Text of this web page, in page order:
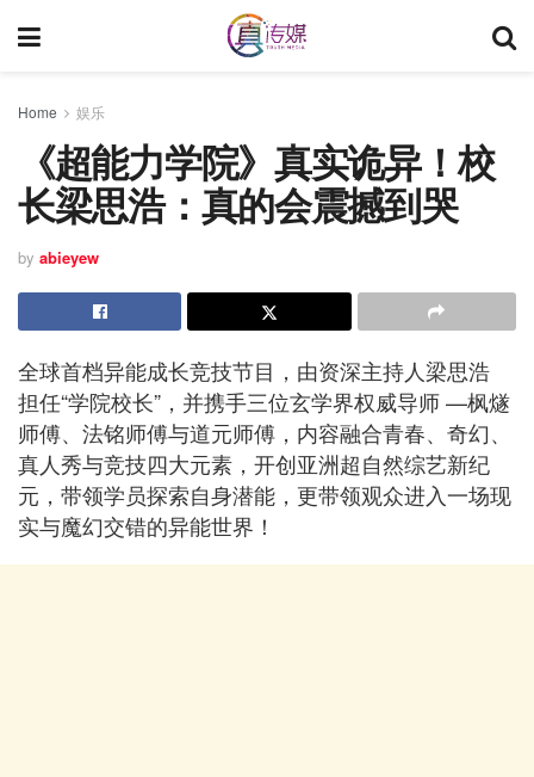
Home 娱乐
《超能力学院》真实诡异！校
长梁思浩：真的会震撼到哭
by abieyew
全球首档异能成长竞技节目，由资深主持人梁思浩
担任“学院校长”，并携手三位玄学界权威导师 —枫燧
师傅、法铭师傅与道元师傅，内容融合青春、奇幻、
真人秀与竞技四大元素，开创亚洲超自然综艺新纪
元，带领学员探索自身潜能，更带领观众进入一场现
实与魔幻交错的异能世界！